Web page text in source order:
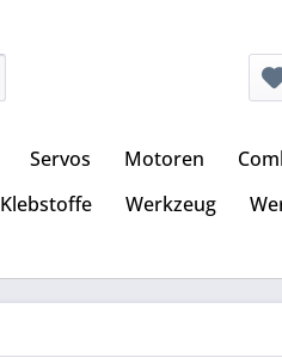
Servos Motoren
Klebstoffe Werkzeug